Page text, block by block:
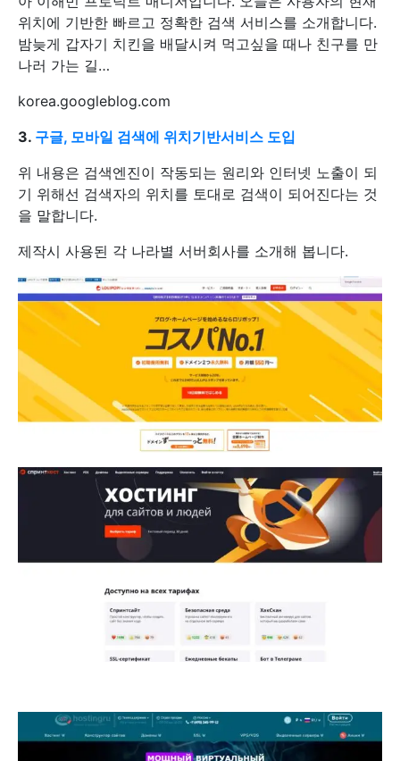
위치에 기반한 빠르고 정확한 검색 서비스를 소개합니다.
밤늦게 갑자기 치킨을 배달시켜 먹고싶을 때나 친구를 만
나러 가는 길…
korea.googleblog.com
3. 구글, 모바일 검색에 위치기반서비스 도입
위 내용은 검색엔진이 작동되는 원리와 인터넷 노출이 되
기 위해선 검색자의 위치를 토대로 검색이 되어진다는 것
을 말합니다.
제작시 사용된 각 나라별 서버회사를 소개해 봅니다.